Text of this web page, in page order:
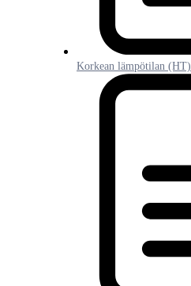
Korkean lämpötilan (HT)